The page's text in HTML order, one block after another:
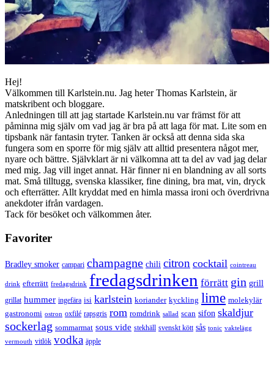
Hej!
Välkommen till Karlstein.nu. Jag heter Thomas Karlstein, är
matskribent och bloggare.
Anledningen till att jag startade Karlstein.nu var främst för att
påminna mig själv om vad jag är bra på att laga för mat. Lite som en
tipsbank när fantasin tryter. Tanken är också att denna sida ska
fungera som en sporre för mig själv att alltid presentera något mer,
nyare och bättre. Självklart är ni välkomna att ta del av vad jag delar
med mig. Jag vill inget annat. Här finner ni en blandning av all sorts
mat. Små tilltugg, svenska klassiker, fine dining, bra mat, vin, dryck
och efterrätter. Allt kryddat med en himla massa ironi och överdrivna
anekdoter ifrån vardagen.
Tack för besöket och välkommen åter.
Favoriter
Bradley smoker campari champagne chili citron cocktail cointreau
drink efterrätt fredagsdrink fredagsdrinken förrätt gin grill
grillat hummer ingefära isi karlstein koriander kyckling lime molekylär
gastronomi ostron oxfilé rapsgris rom romdrink sallad scan sifon skaldjur
sockerlag sommarmat sous vide stekhäll svenskt kött sås tonic vaktelägg
vermouth vitlök vodka äpple